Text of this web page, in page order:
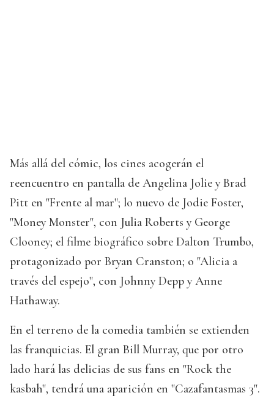
Más allá del cómic, los cines acogerán el
reencuentro en pantalla de Angelina Jolie y Brad
Pitt en "Frente al mar"; lo nuevo de Jodie Foster,
"Money Monster", con Julia Roberts y George
Clooney; el filme biográfico sobre Dalton Trumbo,
protagonizado por Bryan Cranston; o "Alicia a
través del espejo", con Johnny Depp y Anne
Hathaway.
En el terreno de la comedia también se extienden
las franquicias. El gran Bill Murray, que por otro
lado hará las delicias de sus fans en "Rock the
kasbah", tendrá una aparición en "Cazafantasmas 3".